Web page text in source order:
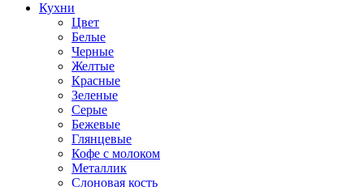
Кухни
Цвет
Белые
Черные
Желтые
Красные
Зеленые
Серые
Бежевые
Глянцевые
Кофе с молоком
Металлик
Слоновая кость